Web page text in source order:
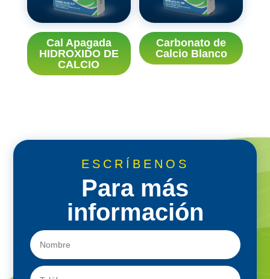
Cal Apagada
HIDROXIDO DE
CALCIO
Carbonato de
Calcio Blanco
ESCRÍBENOS
Para más
información